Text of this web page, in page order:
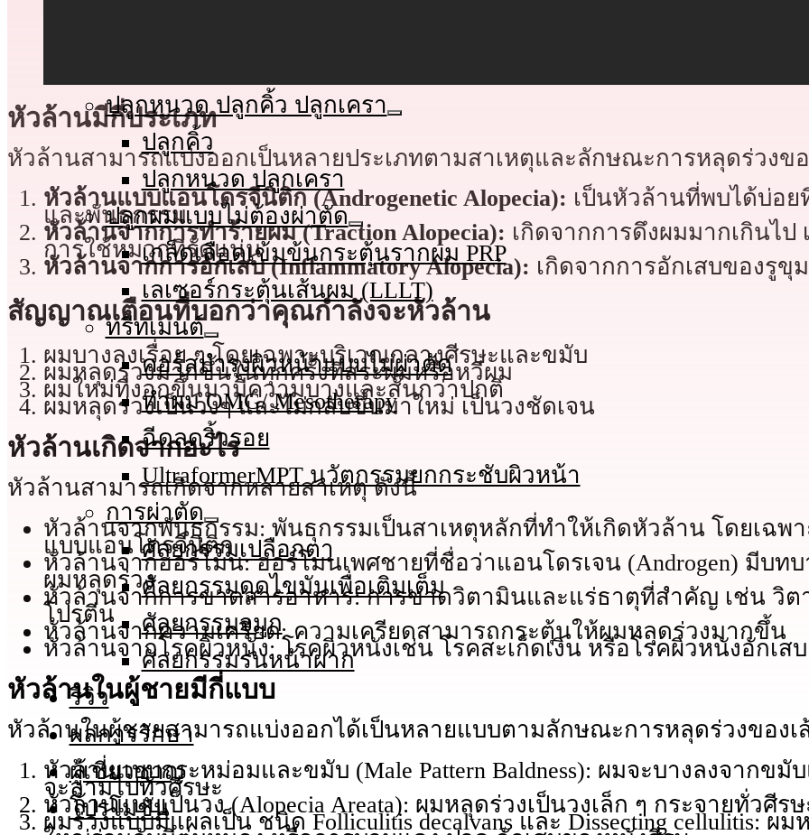
ปลูกหนวด ปลูกคิ้ว ปลูกเครา
ปลูกคิ้ว
ปลูกหนวด ปลูกเครา
ปลูกผมแบบไม่ต้องผ่าตัด
เกล็ดเลือดเข้มข้นกระตุ้นรากผม PRP
เลเซอร์กระตุ้นเส้นผม (LLLT)
ทรีทเมนต์
คอร์สบำรุงผิวหน้าแบบไม่ผ่าตัด
ทําผม OMG/ Mesotherapy
ฉีดลดริ้วรอย
UltraformerMPT นวัตกรรมยกกระชับผิวหน้า
การผ่าตัด
ศัลยกรรมเปลือกตา
ศัลยกรรมดูดไขมันเพื่อเติมเต็ม
ศัลยกรรมจมูก
ศัลยกรรมร่นหน้าผาก
รีวิว
ผลการรักษา
ผู้เชี่ยวชาญ
โปรโมชั่น
หัวล้านมีกี่ประเภท
หัวล้านสามารถแบ่งออกเป็นหลายประเภทตามสาเหตุและลักษณะการหลุดร่วงข
หัวล้านแบบแอนโดรจีนิติก (Androgenetic Alopecia): เป็นหัวล้านที่พบได้บ่อย
และพันธุกรรม
หัวล้านจากการทำร้ายผม (Traction Alopecia): เกิดจากการดึงผมมากเกินไป
การใช้หมวกที่รัดแน่น
หัวล้านจากการอักเสบ (Inflammatory Alopecia): เกิดจากการอักเสบของรู
สัญญาณเตือนที่บอกว่าคุณกำลังจะหัวล้าน
ผมบางลงเรื่อย ๆ โดยเฉพาะบริเวณกลางศีรษะและขมับ
ผมหลุดร่วงมากขึ้นในทุกครั้งที่สระผมหรือหวีผม
ผมใหม่ที่งอกขึ้นมามีความบางและสั้นกว่าปกติ
ผมหลุดร่วงเป็นวงๆ และไม่กลับขึ้นมาใหม่ เป็นวงชัดเจน
หัวล้านเกิดจากอะไร
หัวล้านสามารถเกิดจากหลายสาเหตุ ดังนี้
หัวล้านจากพันธุกรรม: พันธุกรรมเป็นสาเหตุหลักที่ทำให้เกิดหัวล้าน โดยเฉพ
แบบแอนโดรจีนิติก
หัวล้านจากฮอร์โมน: ฮอร์โมนเพศชายที่ชื่อว่าแอนโดรเจน (Androgen) มีบท
ผมหลุดร่วง
หัวล้านจากการขาดสารอาหาร: การขาดวิตามินและแร่ธาตุที่สำคัญ เช่น วิต
โปรตีน
หัวล้านจากความเครียด: ความเครียดสามารถกระตุ้นให้ผมหลุดร่วงมากขึ้น
หัวล้านจากโรคผิวหนัง: โรคผิวหนังเช่น โรคสะเก็ดเงิน หรือโรคผิวหนังอักเสบ
หัวล้านในผู้ชายมีกี่แบบ
หัวล้านในผู้ชายสามารถแบ่งออกได้เป็นหลายแบบตามลักษณะการหลุดร่วงของเ
หัวล้านแบบกระหม่อมและขมับ (Male Pattern Baldness): ผมจะบางลงจากข
จะลามไปทั่วศีรษะ
หัวล้านแบบเป็นวง (Alopecia Areata): ผมหลุดร่วงเป็นวงเล็ก ๆ กระจายทั่วศีรษ
ผมร่วงแบบมีแผลเป็น ชนิด Folliculitis decalvans และ Dissecting cellulitis: ผ